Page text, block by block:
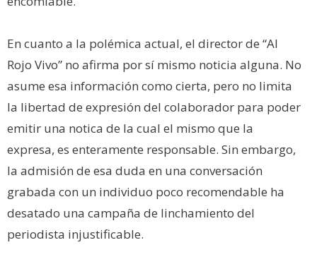
En cuanto a la polémica actual, el director de “Al
Rojo Vivo” no afirma por sí mismo noticia alguna. No
asume esa información como cierta, pero no limita
la libertad de expresión del colaborador para poder
emitir una notica de la cual el mismo que la
expresa, es enteramente responsable. Sin embargo,
la admisión de esa duda en una conversación
grabada con un individuo poco recomendable ha
desatado una campaña de linchamiento del
periodista injustificable.